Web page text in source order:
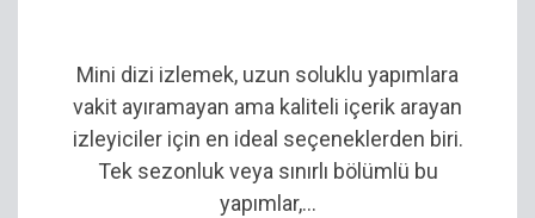
Mini dizi izlemek, uzun soluklu yapımlara
vakit ayıramayan ama kaliteli içerik arayan
izleyiciler için en ideal seçeneklerden biri.
Tek sezonluk veya sınırlı bölümlü bu
yapımlar,...